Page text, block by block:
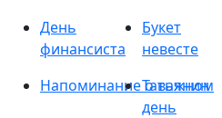
День
финансиста
Букет
невесте
Напоминание о важном
Татьянин
день